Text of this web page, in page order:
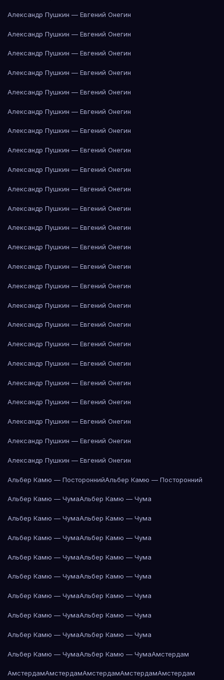
Александр Пушкин — Евгений Онегин
Александр Пушкин — Евгений Онегин
Александр Пушкин — Евгений Онегин
Александр Пушкин — Евгений Онегин
Александр Пушкин — Евгений Онегин
Александр Пушкин — Евгений Онегин
Александр Пушкин — Евгений Онегин
Александр Пушкин — Евгений Онегин
Александр Пушкин — Евгений Онегин
Александр Пушкин — Евгений Онегин
Александр Пушкин — Евгений Онегин
Александр Пушкин — Евгений Онегин
Александр Пушкин — Евгений Онегин
Александр Пушкин — Евгений Онегин
Александр Пушкин — Евгений Онегин
Александр Пушкин — Евгений Онегин
Александр Пушкин — Евгений Онегин
Александр Пушкин — Евгений Онегин
Александр Пушкин — Евгений Онегин
Александр Пушкин — Евгений Онегин
Александр Пушкин — Евгений Онегин
Александр Пушкин — Евгений Онегин
Александр Пушкин — Евгений Онегин
Александр Пушкин — Евгений Онегин
Альбер Камю — ПостороннийАльбер Камю — Посторонний
Альбер Камю — ЧумаАльбер Камю — Чума
Альбер Камю — ЧумаАльбер Камю — Чума
Альбер Камю — ЧумаАльбер Камю — Чума
Альбер Камю — ЧумаАльбер Камю — Чума
Альбер Камю — ЧумаАльбер Камю — Чума
Альбер Камю — ЧумаАльбер Камю — Чума
Альбер Камю — ЧумаАльбер Камю — Чума
Альбер Камю — ЧумаАльбер Камю — Чума
Альбер Камю — ЧумаАльбер Камю — ЧумаАмстердам
АмстердамАмстердамАмстердамАмстердамАмстердам